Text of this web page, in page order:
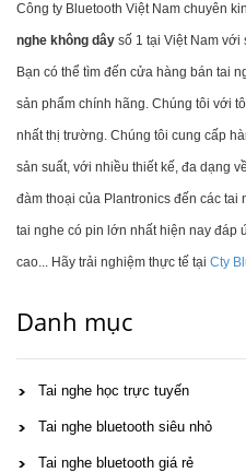
Công ty Bluetooth Việt Nam chuyên
nghe không dây số 1 tại Việt Nam
Bạn có thể tìm đến cửa hàng bán tai
sản phẩm chính hãng. Chúng tôi với
nhất thị trường. Chúng tôi cung cấp
sản suất, với nhiều thiết kế, đa dạng
đàm thoại của Plantronics đến các tai
tai nghe có pin lớn nhất hiện nay đáp
cao... Hãy trải nghiệm thực tế tại Cty
Danh mục
Tai nghe học trực tuyến
Tai nghe bluetooth siêu nhỏ
Tai nghe bluetooth giá rẻ